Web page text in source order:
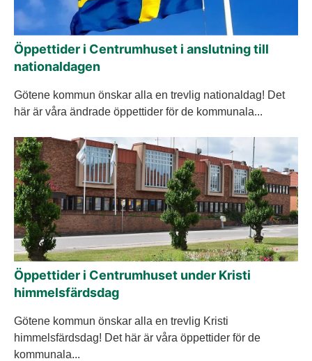
Öppettider i Centrumhuset i anslutning till
nationaldagen
Götene kommun önskar alla en trevlig nationaldag! Det
här är våra ändrade öppettider för de kommunala...
Öppettider i Centrumhuset under Kristi
himmelsfärdsdag
Götene kommun önskar alla en trevlig Kristi
himmelsfärdsdag! Det här är våra öppettider för de
kommunala...